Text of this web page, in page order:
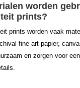
worden
prints?
prints worden vaak
fine art papier,
en zorgen voor